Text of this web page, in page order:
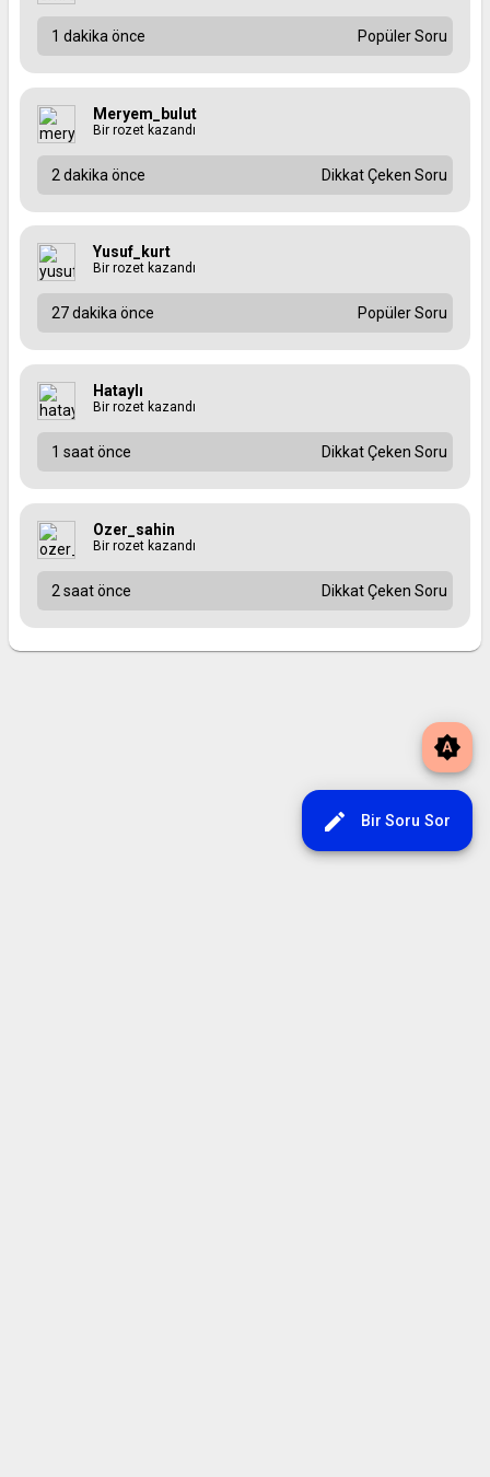
brightness_auto
edit Bir Soru Sor
1 dakika önce Popüler Soru
Meryem_bulut
Bir rozet kazandı
2 dakika önce Dikkat Çeken Soru
Yusuf_kurt
Bir rozet kazandı
27 dakika önce Popüler Soru
Hataylı
Bir rozet kazandı
1 saat önce Dikkat Çeken Soru
Ozer_sahin
Bir rozet kazandı
2 saat önce Dikkat Çeken Soru